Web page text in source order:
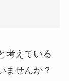
考えている
ませんか？